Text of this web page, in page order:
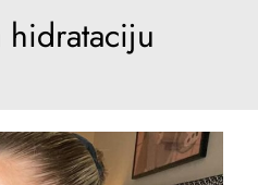
hidrataciju